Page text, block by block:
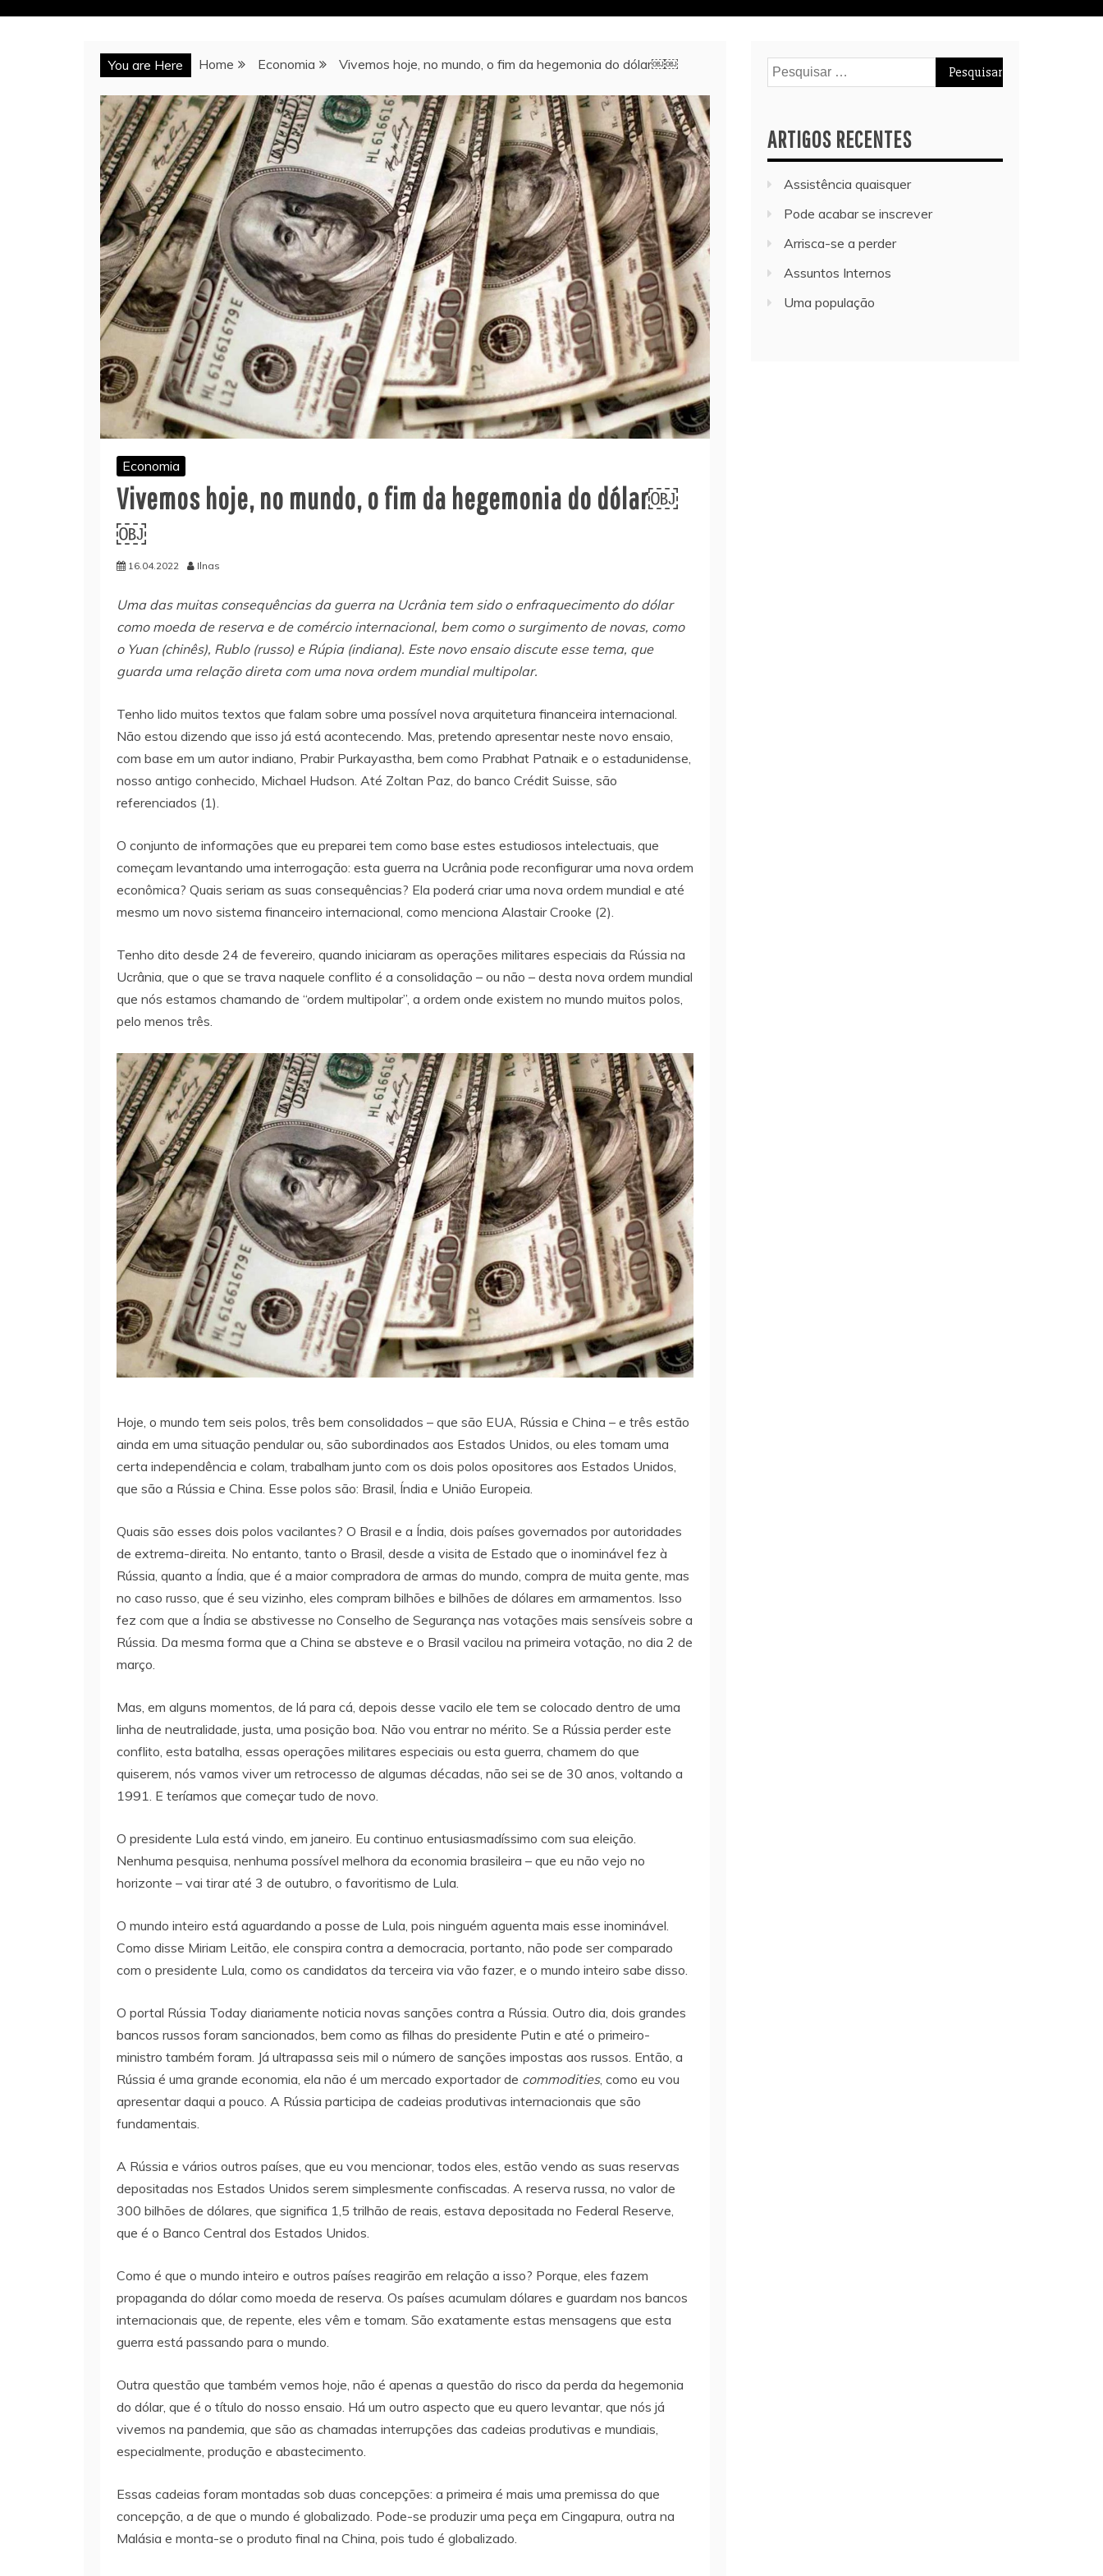
You are Here Home Economia Vivemos hoje, no mundo, o fim da hegemonia do dólar￼￼
Economia
Vivemos hoje, no mundo, o fim da hegemonia do dólar￼
￼
16.04.2022 Ilnas
Uma das muitas consequências da guerra na Ucrânia tem sido o enfraquecimento do dólar
como moeda de reserva e de comércio internacional, bem como o surgimento de novas, como
o Yuan (chinês), Rublo (russo) e Rúpia (indiana). Este novo ensaio discute esse tema, que
guarda uma relação direta com uma nova ordem mundial multipolar.
Tenho lido muitos textos que falam sobre uma possível nova arquitetura financeira internacional.
Não estou dizendo que isso já está acontecendo. Mas, pretendo apresentar neste novo ensaio,
com base em um autor indiano, Prabir Purkayastha, bem como Prabhat Patnaik e o estadunidense,
nosso antigo conhecido, Michael Hudson. Até Zoltan Paz, do banco Crédit Suisse, são
referenciados (1).
O conjunto de informações que eu preparei tem como base estes estudiosos intelectuais, que
começam levantando uma interrogação: esta guerra na Ucrânia pode reconfigurar uma nova ordem
econômica? Quais seriam as suas consequências? Ela poderá criar uma nova ordem mundial e até
mesmo um novo sistema financeiro internacional, como menciona Alastair Crooke (2).
Tenho dito desde 24 de fevereiro, quando iniciaram as operações militares especiais da Rússia na
Ucrânia, que o que se trava naquele conflito é a consolidação – ou não – desta nova ordem mundial
que nós estamos chamando de “ordem multipolar”, a ordem onde existem no mundo muitos polos,
pelo menos três.
Hoje, o mundo tem seis polos, três bem consolidados – que são EUA, Rússia e China – e três estão
ainda em uma situação pendular ou, são subordinados aos Estados Unidos, ou eles tomam uma
certa independência e colam, trabalham junto com os dois polos opositores aos Estados Unidos,
que são a Rússia e China. Esse polos são: Brasil, Índia e União Europeia.
Quais são esses dois polos vacilantes? O Brasil e a Índia, dois países governados por autoridades
de extrema-direita. No entanto, tanto o Brasil, desde a visita de Estado que o inominável fez à
Rússia, quanto a Índia, que é a maior compradora de armas do mundo, compra de muita gente, mas
no caso russo, que é seu vizinho, eles compram bilhões e bilhões de dólares em armamentos. Isso
fez com que a Índia se abstivesse no Conselho de Segurança nas votações mais sensíveis sobre a
Rússia. Da mesma forma que a China se absteve e o Brasil vacilou na primeira votação, no dia 2 de
março.
Mas, em alguns momentos, de lá para cá, depois desse vacilo ele tem se colocado dentro de uma
linha de neutralidade, justa, uma posição boa. Não vou entrar no mérito. Se a Rússia perder este
conflito, esta batalha, essas operações militares especiais ou esta guerra, chamem do que
quiserem, nós vamos viver um retrocesso de algumas décadas, não sei se de 30 anos, voltando a
1991. E teríamos que começar tudo de novo.
O presidente Lula está vindo, em janeiro. Eu continuo entusiasmadíssimo com sua eleição.
Nenhuma pesquisa, nenhuma possível melhora da economia brasileira – que eu não vejo no
horizonte – vai tirar até 3 de outubro, o favoritismo de Lula.
O mundo inteiro está aguardando a posse de Lula, pois ninguém aguenta mais esse inominável.
Como disse Miriam Leitão, ele conspira contra a democracia, portanto, não pode ser comparado
com o presidente Lula, como os candidatos da terceira via vão fazer, e o mundo inteiro sabe disso.
O portal Rússia Today diariamente noticia novas sanções contra a Rússia. Outro dia, dois grandes
bancos russos foram sancionados, bem como as filhas do presidente Putin e até o primeiro-
ministro também foram. Já ultrapassa seis mil o número de sanções impostas aos russos. Então, a
Rússia é uma grande economia, ela não é um mercado exportador de commodities, como eu vou
apresentar daqui a pouco. A Rússia participa de cadeias produtivas internacionais que são
fundamentais.
A Rússia e vários outros países, que eu vou mencionar, todos eles, estão vendo as suas reservas
depositadas nos Estados Unidos serem simplesmente confiscadas. A reserva russa, no valor de
300 bilhões de dólares, que significa 1,5 trilhão de reais, estava depositada no Federal Reserve,
que é o Banco Central dos Estados Unidos.
Como é que o mundo inteiro e outros países reagirão em relação a isso? Porque, eles fazem
propaganda do dólar como moeda de reserva. Os países acumulam dólares e guardam nos bancos
internacionais que, de repente, eles vêm e tomam. São exatamente estas mensagens que esta
guerra está passando para o mundo.
Outra questão que também vemos hoje, não é apenas a questão do risco da perda da hegemonia
do dólar, que é o título do nosso ensaio. Há um outro aspecto que eu quero levantar, que nós já
vivemos na pandemia, que são as chamadas interrupções das cadeias produtivas e mundiais,
especialmente, produção e abastecimento.
Essas cadeias foram montadas sob duas concepções: a primeira é mais uma premissa do que
concepção, a de que o mundo é globalizado. Pode-se produzir uma peça em Cingapura, outra na
Malásia e monta-se o produto final na China, pois tudo é globalizado.
Pesquisar
por:
ARTIGOS RECENTES
Assistência quaisquer
Pode acabar se inscrever
Arrisca-se a perder
Assuntos Internos
Uma população